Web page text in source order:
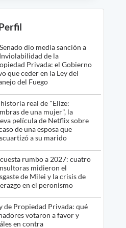
dio media sanción a
de la
Privada: el Gobierno
que ceder en la Ley del
del Fuego
historia real de "Elize:
de una mujer", la
película de Netflix sobre
de una esposa que
a su marido
rumbo a 2027: cuatro
midieron el
de Milei y la crisis de
en el peronismo
de Propiedad Privada: qué
votaron a favor y
en contra